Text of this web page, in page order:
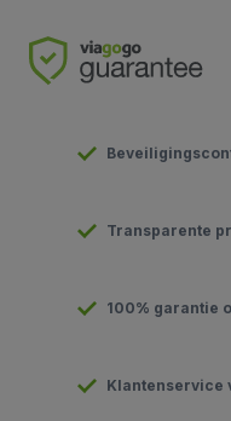
Transparente
100% garantie
Klantenservice